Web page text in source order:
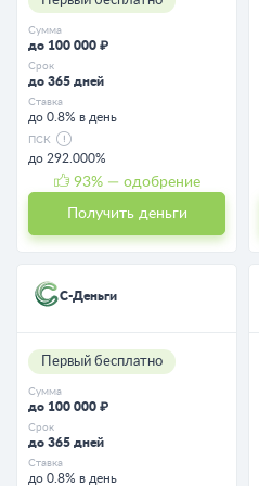
Сумма
до 100 000 ₽
Срок
до 365 дней
Ставка
до 0.8% в день
ПСК
до 292.000%
93% — одобрение
Получить деньги
С-Деньги
Первый бесплатно
Сумма
до 100 000 ₽
Срок
до 365 дней
Ставка
до 0.8% в день